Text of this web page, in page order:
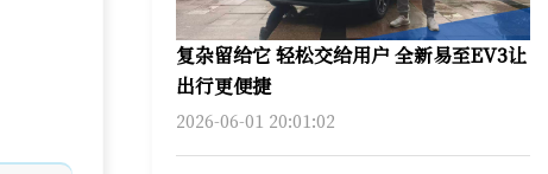
复杂留给它 轻松交给用户 全新易至EV3让
出行更便捷
2026-06-01 20:01:02